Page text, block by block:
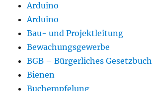
Arduino
Arduino
Bau- und Projektleitung
Bewachungsgewerbe
BGB – Bürgerliches Gesetzbuch
Bienen
Buchempfelung